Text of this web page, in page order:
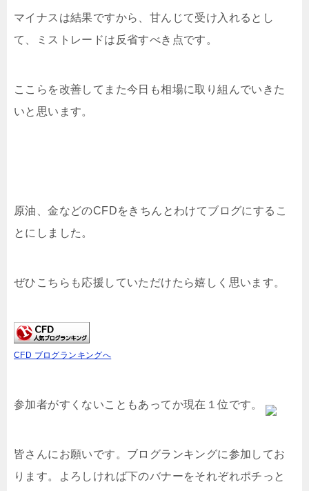
マイナスは結果ですから、甘んじて受け入れるとし
て、ミストレードは反省すべき点です。
ここらを改善してまた今日も相場に取り組んでいきた
いと思います。
原油、金などのCFDをきちんとわけてブログにするこ
とにしました。
ぜひこちらも応援していただけたら嬉しく思います。
CFD ブログランキングへ
参加者がすくないこともあってか現在１位です。
皆さんにお願いです。ブログランキングに参加してお
ります。よろしければ下のバナーをそれぞれポチっと